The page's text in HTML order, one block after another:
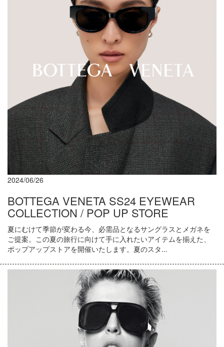
2024/06/26
BOTTEGA VENETA SS24 EYEWEAR
COLLECTION / POP UP STORE
夏にむけて季節が変わる今、必需品となるサングラスとメガネを
ご提案。この夏の旅行に向けて手に入れたいアイテムを揃えた、
ポップアップストアを開催いたします。夏のスタ...